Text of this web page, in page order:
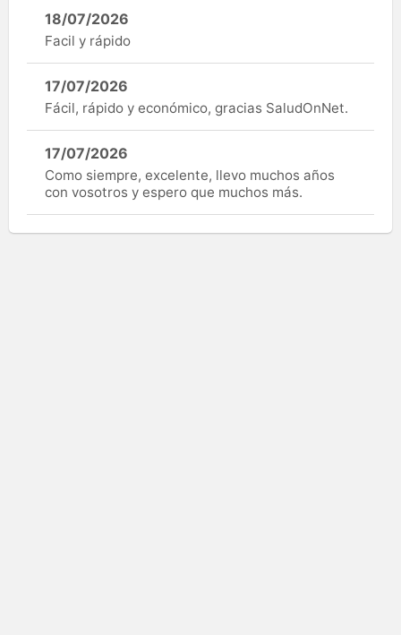
18/07/2026
Facil y rápido
17/07/2026
Fácil, rápido y económico, gracias SaludOnNet.
17/07/2026
Como siempre, excelente, llevo muchos años
con vosotros y espero que muchos más.